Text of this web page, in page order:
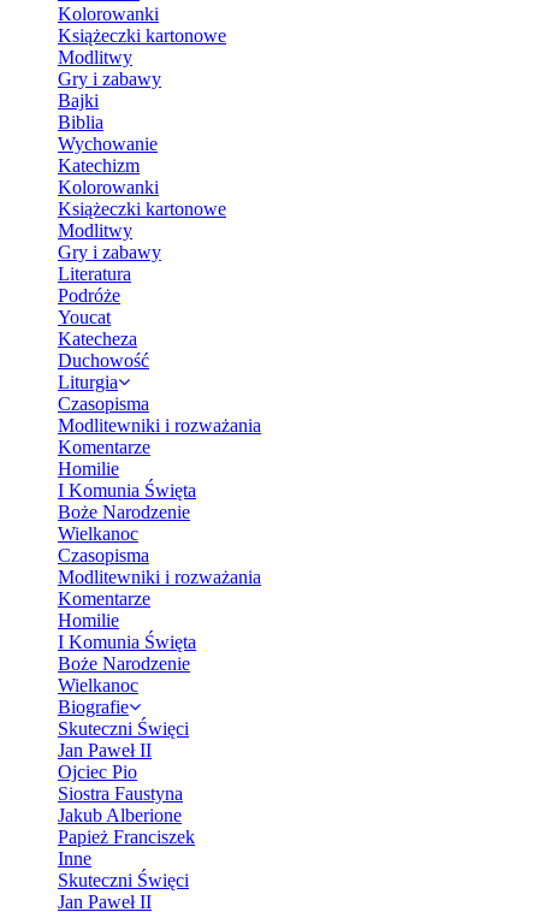
Kolorowanki
Książeczki kartonowe
Modlitwy
Gry i zabawy
Bajki
Biblia
Wychowanie
Katechizm
Kolorowanki
Książeczki kartonowe
Modlitwy
Gry i zabawy
Literatura
Podróże
Youcat
Katecheza
Duchowość
Liturgia
Czasopisma
Modlitewniki i rozważania
Komentarze
Homilie
I Komunia Święta
Boże Narodzenie
Wielkanoc
Czasopisma
Modlitewniki i rozważania
Komentarze
Homilie
I Komunia Święta
Boże Narodzenie
Wielkanoc
Biografie
Skuteczni Święci
Jan Paweł II
Ojciec Pio
Siostra Faustyna
Jakub Alberione
Papież Franciszek
Inne
Skuteczni Święci
Jan Paweł II